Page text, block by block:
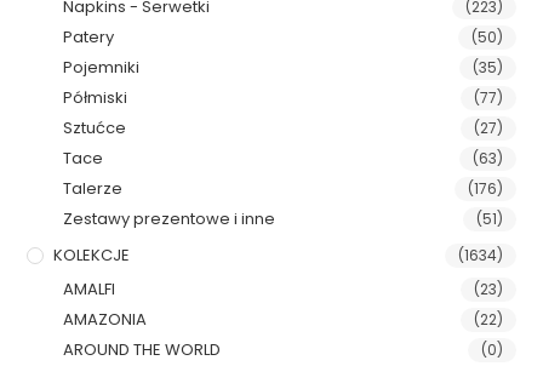
Napkins - Serwetki (223)
Patery (50)
Pojemniki (35)
Półmiski (77)
Sztućce (27)
Tace (63)
Talerze (176)
Zestawy prezentowe i inne (51)
KOLEKCJE (1634)
AMALFI (23)
AMAZONIA (22)
AROUND THE WORLD (0)